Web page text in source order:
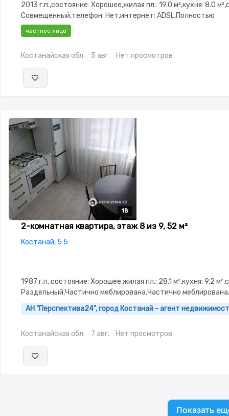
2013 г.п.,состояние: Хорошее,жилая пл.: 19.0 м²,кухня: 8.0
Совмещенный,телефон: Нет,интернет: ADSL,Полностью
меблирована,Полностью меблирована,Домофон,Неугловая
частное лицо
Костанайская обл. 5 авг. Нет просмотров
18
18
18
18
18
2-комнатная квартира, этаж 8 из 9, 52 м²
Костанай, 5 5
1987 г.п.,состояние: Хорошее,жилая пл.: 28.1 м²,кухня: 9.2
Раздельный,Частично меблирована,Частично
Рядом охраняемая стоянка,Пластиковые
окна,Неугловая,Улучшенная,Комнаты
АН "Перспектива24", город Костанай - агент
Костанайская обл. 7 авг. Нет просмотров
Показать